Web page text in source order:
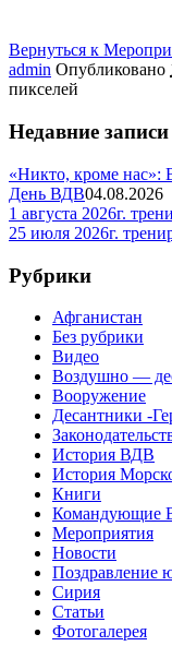
Вернуться к
admin Опубликовано
пикселей
Недавние записи
«Никто, кроме нас»:
День ВДВ04.08.2026
1 августа 2026г.
25 июля 2026г.
Рубрики
Афганистан
Без рубрики
Видео
Воздушно —
Вооружение
Десантники -
История ВДВ
История
Книги
Командующие
Мероприятия
Новости
Поздравление
Сирия
Статьи
Фотогалерея